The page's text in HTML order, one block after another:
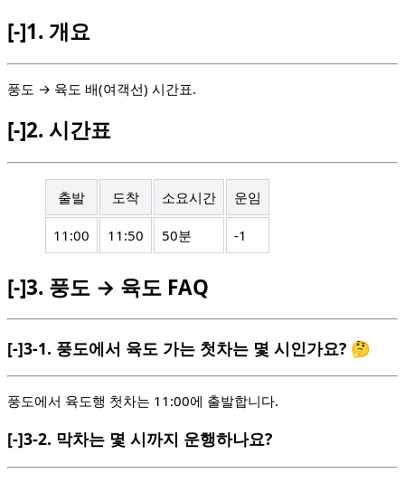
[-]1. 개요
풍도 → 육도 배(여객선) 시간표.
[-]2. 시간표
출발 도착 소요시간 운임
11:00 11:50 50분 -1
[-]3. 풍도 → 육도 FAQ
[-]3-1. 풍도에서 육도 가는 첫차는 몇 시인가요? 🤔
풍도에서 육도행 첫차는 11:00에 출발합니다.
[-]3-2. 막차는 몇 시까지 운행하나요?